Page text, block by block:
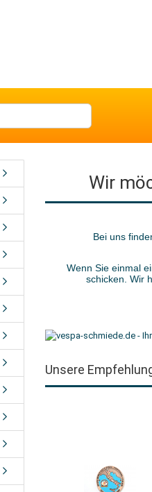
Wir
Bei uns
Wenn Sie einmal
schicken. Wir
Unsere